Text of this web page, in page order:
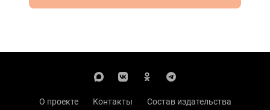
О проекте Контакты
Состав издательства